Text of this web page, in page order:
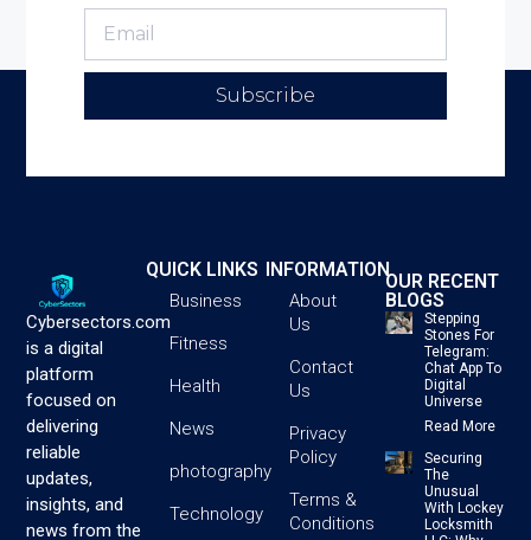
Subscribe
Cybersectors.com
is a digital
platform
focused on
delivering
reliable
updates,
insights, and
news from the
QUICK LINKS
Business
Fitness
Health
News
photography
Technology
INFORMATION
About
Us
Contact
Us
Privacy
Policy
Terms &
Conditions
OUR RECENT
BLOGS
Stepping
Stones For
Telegram:
Chat App To
Digital
Universe
Read More
Securing
The
Unusual
With Lockey
Locksmith